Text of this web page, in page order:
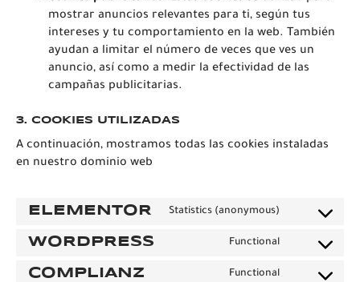
mostrar anuncios relevantes para ti, según tus
intereses y tu comportamiento en la web. También
ayudan a limitar el número de veces que ves un
anuncio, así como a medir la efectividad de las
campañas publicitarias.
3. COOKIES UTILIZADAS
A continuación, mostramos todas las cookies instaladas
en nuestro dominio web
ELEMENTOR Statistics (anonymous)
WORDPRESS Functional
COMPLIANZ Functional